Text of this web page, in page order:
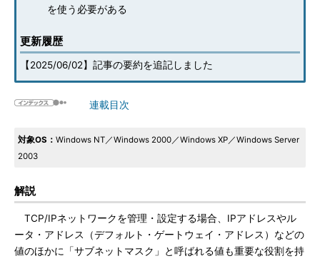
を使う必要がある
更新履歴
【2025/06/02】記事の要約を追記しました
連載目次
対象OS： Windows NT／Windows 2000／Windows XP／Windows Server
2003
解説
TCP/IPネットワークを管理・設定する場合、IPアドレスやル
ータ・アドレス（デフォルト・ゲートウェイ・アドレス）などの
値のほかに「サブネットマスク」と呼ばれる値も重要な役割を持